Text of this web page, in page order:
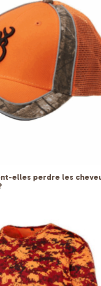
elles perdre les